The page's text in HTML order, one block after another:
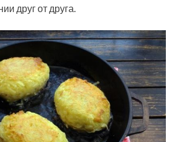
друг от друга.